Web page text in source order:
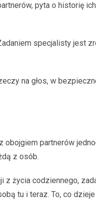
pyta o historię
specjalisty jest
na głos, w
obojgiem partnerów
z osób.
życia codziennego,
tu i teraz. To, co